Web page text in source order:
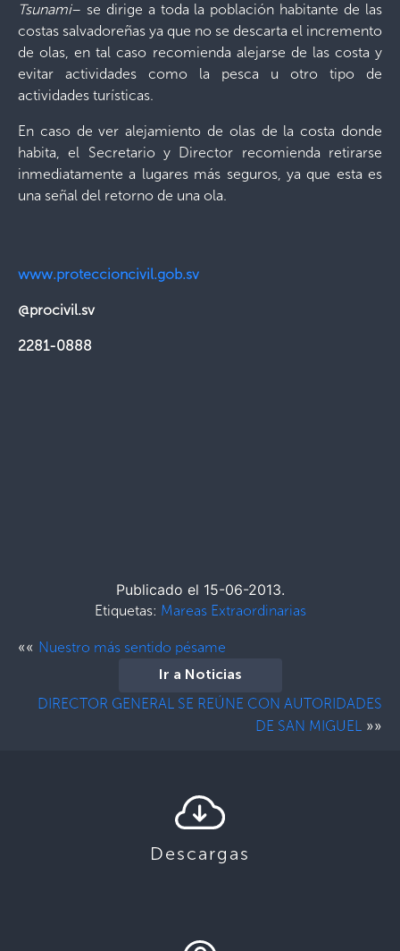
Tsunami– se dirige a toda la población habitante de las
costas salvadoreñas ya que no se descarta el incremento
de olas, en tal caso recomienda alejarse de las costa y
evitar actividades como la pesca u otro tipo de
actividades turísticas.
En caso de ver alejamiento de olas de la costa donde
habita, el Secretario y Director recomienda retirarse
inmediatamente a lugares más seguros, ya que esta es
una señal del retorno de una ola.
www.proteccioncivil.gob.sv
@procivil.sv
2281-0888
Publicado el 15-06-2013.
Etiquetas: Mareas Extraordinarias
«« Nuestro más sentido pésame
Ir a Noticias
DIRECTOR GENERAL SE REÚNE CON AUTORIDADES
DE SAN MIGUEL »»
Descargas